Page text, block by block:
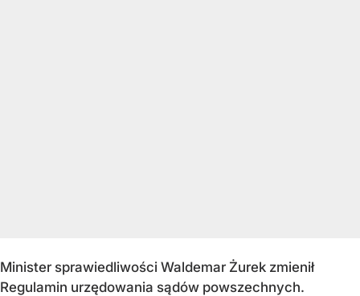
Minister sprawiedliwości Waldemar Żurek zmienił
Regulamin urzędowania sądów powszechnych.